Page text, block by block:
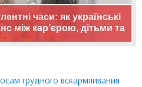
часи: як українські
між кар’єрою, дітьми та
грудного вскармливания